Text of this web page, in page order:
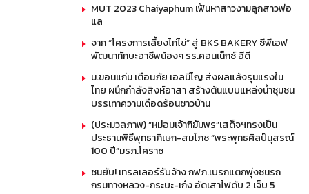
MUT 2023 Chaiyaphum เฟ้นหาสาวงามลูกสาวพ่อ
แล
จาก “โครงการเลี้ยงไก่ไข่” สู่ BKS BAKERY ซีพีเอฟ
พัฒนาทักษะอาชีพน้องๆ รร.คอนเน็กซ์ อีดี
ม.ขอนแก่น เตือนภัย เอลนีโญ ส่งผลแล้งรุนแรงใน
ไทย ผนึกกำลังสิงห์อาสา สร้างต้นแบบแหล่งน้ำชุมชน
บรรเทาความเดือดร้อนชาวบ้าน
(ประมวลภาพ) “หม่อมเจ้าฑิฆัมพร”เสด็จฯทรงเป็น
ประธานพิธีพุทธาภิเษก-สมโภช “พระพุทธศิลป์นุสรณ์
100 ปี”มรภ.โคราช
ชนยับ! เทรลเลอร์รับจ้าง กฟภ.เบรกแตกพุ่งชนรถ
กรมทางหลวง-กระบะ-เก๋ง อัดเสาไฟดับ 2 เจ็บ 5